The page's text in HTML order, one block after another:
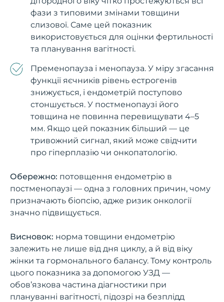
фази з типовими змінами товщини
слизової. Саме цей показник
використовується для оцінки фертильності
та планування вагітності.
Пременопауза і менопауза. У міру згасання
функції яєчників рівень естрогенів
знижується, і ендометрій поступово
стоншується. У постменопаузі його
товщина не повинна перевищувати 4–5
мм. Якщо цей показник більший — це
тривожний сигнал, який може свідчити
про гіперплазію чи онкопатологію.
Обережно: потовщення ендометрію в
постменопаузі — одна з головних причин, чому
призначають біопсію, адже ризик онкології
значно підвищується.
Висновок: норма товщини ендометрію
залежить не лише від дня циклу, а й від віку
жінки та гормонального балансу. Тому контроль
цього показника за допомогою УЗД —
обов’язкова частина діагностики при
плануванні вагітності, підозрі на безплідд